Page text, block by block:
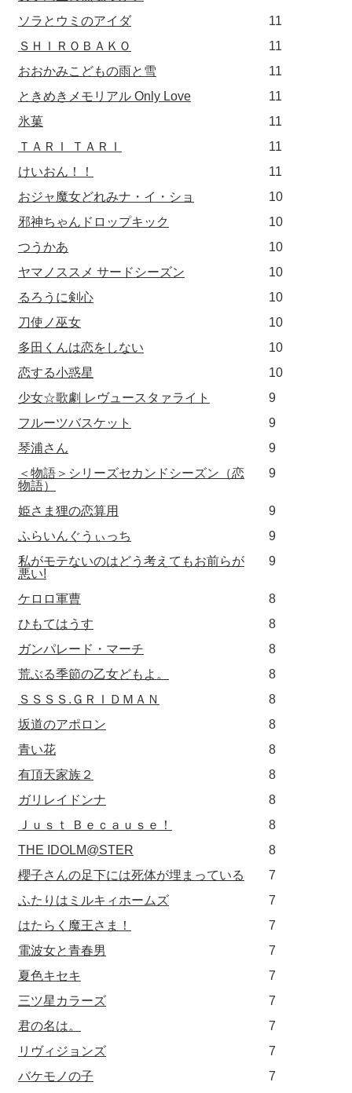
ソラとウミのアイダ
11
ＳＨＩＲＯＢＡＫＯ
11
おおかみこどもの雨と雪
11
ときめきメモリアル Only Love
11
氷菓
11
ＴＡＲＩ ＴＡＲＩ
11
けいおん！！
11
おジャ魔女どれみナ・イ・ショ
10
邪神ちゃんドロップキック
10
つうかあ
10
ヤマノススメ サードシーズン
10
るろうに剣心
10
刀使ノ巫女
10
多田くんは恋をしない
10
恋する小惑星
10
少女☆歌劇 レヴュースタァライト
9
フルーツバスケット
9
琴浦さん
9
＜物語＞シリーズセカンドシーズン（恋
物語）
9
姫さま狸の恋算用
9
ふらいんぐうぃっち
9
私がモテないのはどう考えてもお前らが
悪い!
9
ケロロ軍曹
8
ひもてはうす
8
ガンパレード・マーチ
8
荒ぶる季節の乙女どもよ。
8
ＳＳＳＳ.ＧＲＩＤＭＡＮ
8
坂道のアポロン
8
青い花
8
有頂天家族２
8
ガリレイドンナ
8
Ｊｕｓｔ Ｂｅｃａｕｓｅ！
8
THE IDOLM@STER
8
櫻子さんの足下には死体が埋まっている
7
ふたりはミルキィホームズ
7
はたらく魔王さま！
7
電波女と青春男
7
夏色キセキ
7
三ツ星カラーズ
7
君の名は。
7
リヴィジョンズ
7
バケモノの子
7